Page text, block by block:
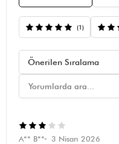
(1)
Önerilen Sıralama
A** B**
3 Nisan 2026